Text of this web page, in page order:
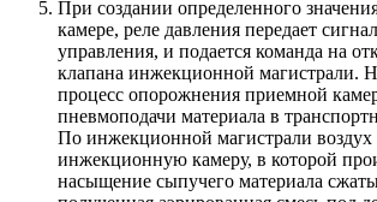
При создании определенного
камере, реле давления передает
управления, и подается команда на
клапана инжекционной магистрали.
процесс опорожнения приемной
пневмоподачи материала в
По инжекционной магистрали воздух
инжекционную камеру, в которой
насыщение сыпучего материала